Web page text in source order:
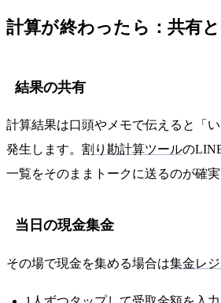
計算が終わったら：共有
結果の共有
計算結果は口頭やメモで伝えると「
発生します。 割り勘計算ツールの
一覧をそのままトークに送るのが確実
当日の現金集金
その場で現金を集める場合は集金レ